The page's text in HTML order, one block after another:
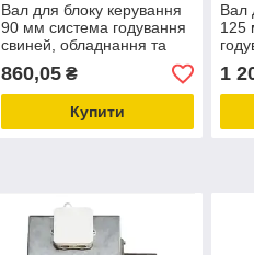
Вал для блоку керування
90 мм система годування
свиней, обладнання та
комплектуючі для
свинарників
860,05₴
Купити
Вал
125
1